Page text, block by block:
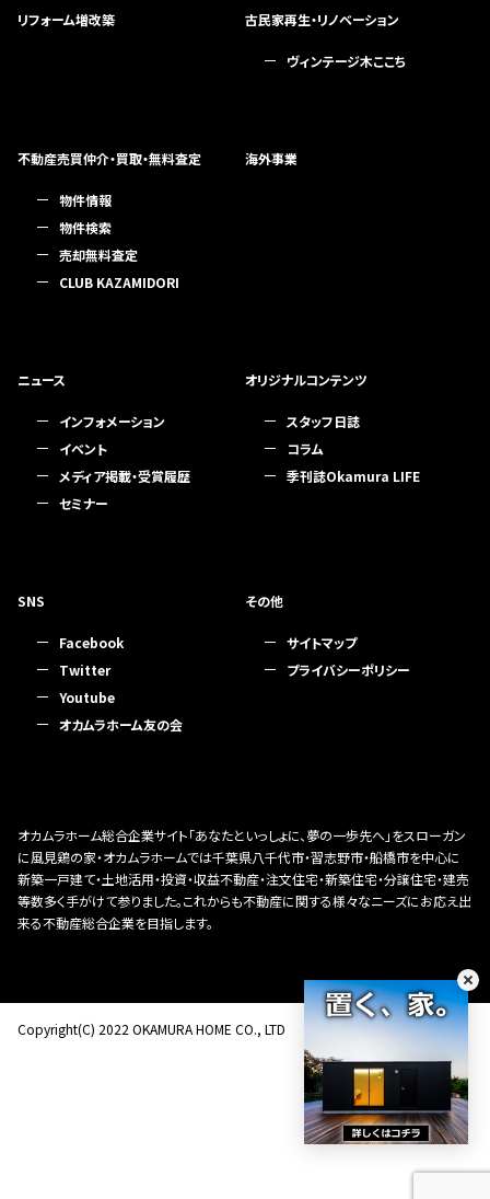
リフォーム増改築 古民家再生・リノベーション
ヴィンテージ木ここち
不動産売買仲介・買取・無料査定
物件情報
物件検索
売却無料査定
CLUB KAZAMIDORI
海外事業
ニュース
インフォメーション
イベント
メディア掲載・受賞履歴
セミナー
オリジナルコンテンツ
スタッフ日誌
コラム
季刊誌Okamura LIFE
SNS
Facebook
Twitter
Youtube
オカムラホーム友の会
その他
サイトマップ
プライバシーポリシー
オカムラホーム総合企業サイト「あなたといっしょに、夢の一歩先へ」をスローガン
に風見鶏の家・オカムラホームでは千葉県八千代市・習志野市・船橋市を中心に
新築一戸建て・土地活用・投資・収益不動産・注文住宅・新築住宅・分譲住宅・建売
等数多く手がけて参りました。これからも不動産に関する様々なニーズにお応え出
来る不動産総合企業を目指します。
Copyright(C) 2022 OKAMURA HOME CO., LTD